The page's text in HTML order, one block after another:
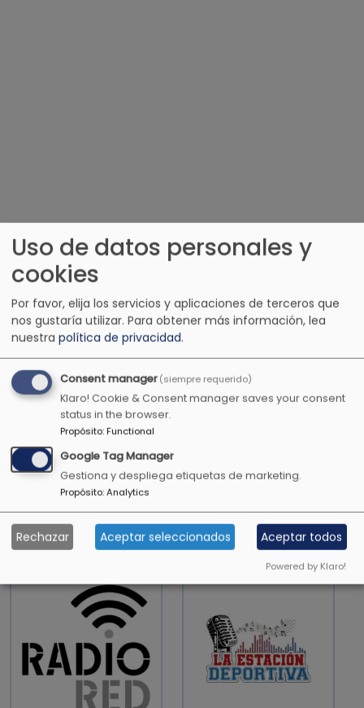
OTRAS EMISORAS DE COLOMBIA
Barrancabermeja
Virtual
Radio Cristiana
JEG
Uso de datos personales y
cookies
Por favor, elija los servicios y aplicaciones de terceros que
nos gustaría utilizar. Para obtener más información, lea
nuestra política de privacidad.
Consent manager(siempre requerido)
Klaro! Cookie & Consent manager saves your consent
status in the browser.
Propósito:Functional
Google Tag Manager
Gestiona y despliega etiquetas de marketing.
Propósito:Analytics
Rechazar Aceptar seleccionados Aceptar todos
Powered by Klaro!